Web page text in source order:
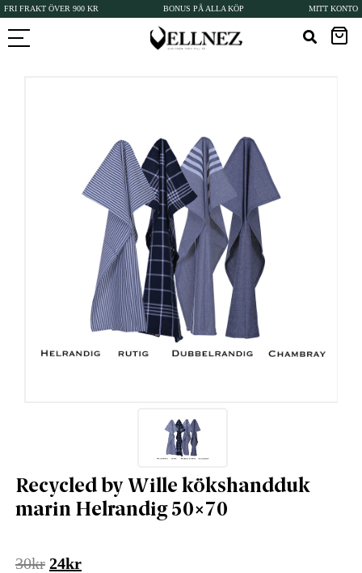
FRI FRAKT ÖVER 900 KR BONUS PÅ ALLA KÖP MITT KONTO
Recycled by Wille kökshandduk
marin Helrandig 50×70
30kr Det
24krDet